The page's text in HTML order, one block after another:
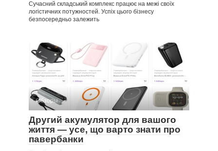
Сучасний складський комплекс працює на межі своїх
логістичних потужностей. Успіх цього бізнесу
безпосередньо залежить
Обзоры
Другий акумулятор для вашого
життя — усе, що варто знати про
павербанки